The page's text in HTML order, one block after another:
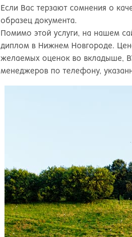
Если Вас терзают сомнения о
образец документа.
Помимо этой услуги, на нашем
диплом в Нижнем Новгороде.
желаемых оценок во вкладыше,
менеджеров по телефону,